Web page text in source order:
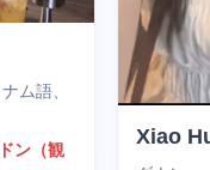
ム語、
ン（観
Xiao